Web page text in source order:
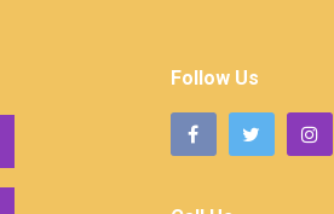
Follow Us